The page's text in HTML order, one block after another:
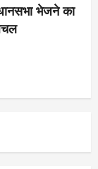
भेजने का